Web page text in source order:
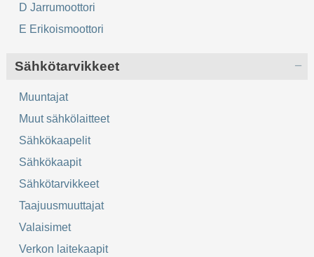
D Jarrumoottori
E Erikoismoottori
Sähkötarvikkeet
Muuntajat
Muut sähkölaitteet
Sähkökaapelit
Sähkökaapit
Sähkötarvikkeet
Taajuusmuuttajat
Valaisimet
Verkon laitekaapit